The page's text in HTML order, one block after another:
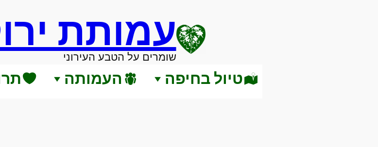
עמותת
שומרים על הטבע העירוני
טיול בחיפה העמותה